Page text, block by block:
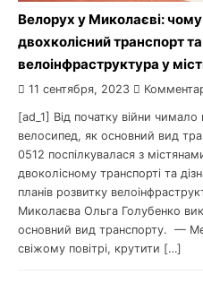
Велорух у Миколаєві:
двохколісний транспорт
велоінфраструктура у
11 сентября, 2023
[ad_1] Від початку війни
велосипед, як основний вид
0512 поспілкувалася з
двоколісному транспорті та
планів розвитку
Миколаєва Ольга Голубенко
основний вид транспорту. —
свіжому повітрі, крутити […]